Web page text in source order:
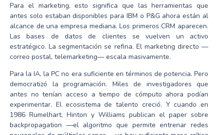
Para el marketing, esto significa que las herramientas que
antes solo estaban disponibles para IBM o P&G ahora están al
alcance de una empresa mediana. Los primeros CRM aparecen.
Las bases de datos de clientes se vuelven un activo
estratégico. La segmentación se refina. El marketing directo —
correo postal, telemarketing— escala masivamente.
Para la IA, la PC no era suficiente en términos de potencia. Pero
democratizó la programación. Miles de investigadores que
antes no tenían acceso a tiempo de cómputo ahora podían
experimentar. El ecosistema de talento creció. Y cuando en
1986 Rumelhart, Hinton y Williams publican el paper sobre
backpropagation —el algoritmo que permite entrenar redes